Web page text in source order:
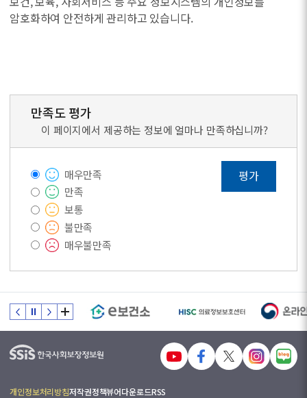
암호화하여 안전하게 관리하고 있습니다.
만족도 평가
이 페이지에서 제공하는 정보에 얼마나 만족하십니까?
매우만족
만족
보통
불만족
매우불만족
평가
개인정보처리방침저작권정책뷰어다운로드RSS